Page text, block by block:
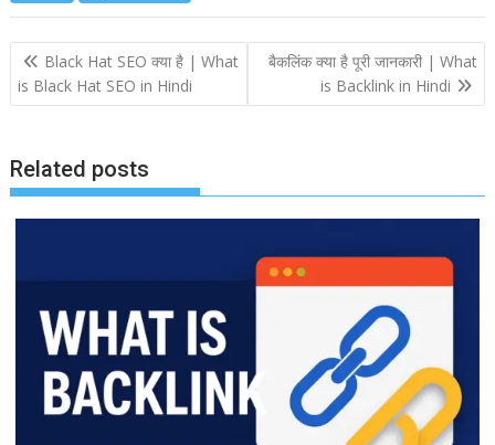
Post
navigation
Black Hat SEO क्या है | What
is Black Hat SEO in Hindi
बैकलिंक क्या है पूरी जानकारी | What
is Backlink in Hindi
Related posts